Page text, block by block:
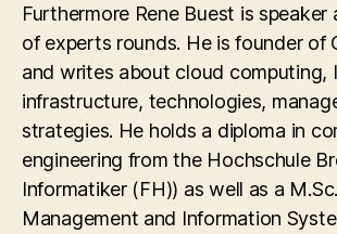
Furthermore Rene Buest is
of experts rounds. He is founder of
and writes about cloud computing,
infrastructure, technologies,
strategies. He holds a diploma in
engineering from the Hochschule
Informatiker (FH)) as well as a
Management and Information